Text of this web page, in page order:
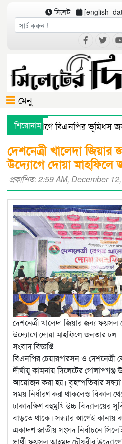
সিলেট
মেনু
শিরোনাম
বিভাগে বিএনপির ভূমিধস
স্মার্ট পুলিশিংয়ে আইন-শৃঙ্খলায়
দেশনেত্রী খালেদা
উদ্যোগে দোয়া মাহফিলে
প্রকাশিত: 2:59 AM, December
দেশনেত্রী খালেদা জিয়ার জন্য ফয়সল
উদ্যোগে দোয়া মাহফিলে জনতার ঢল
সংবাদ বিজ্ঞপ্তি
বিএনপির চেয়ারপারসন ও দেশনেত্রী
দীর্ঘায়ূ কামনায় সিলেটের
আয়োজন করা হয়। বৃহস্পতিবার সন্ধ্যা
সময় নির্ধারণ করা থাকলেও বিকাল
ঢাকাদক্ষিণ বহুমুখি উচ্চ বিদ্যালয়ের
বাড়তে থাকে। সন্ধ্যার আগেই কানায়
একাদশ জাতীয় সংসদ নির্বাচনে
প্রার্থী ফয়সল আহমদ চৌধুরীর